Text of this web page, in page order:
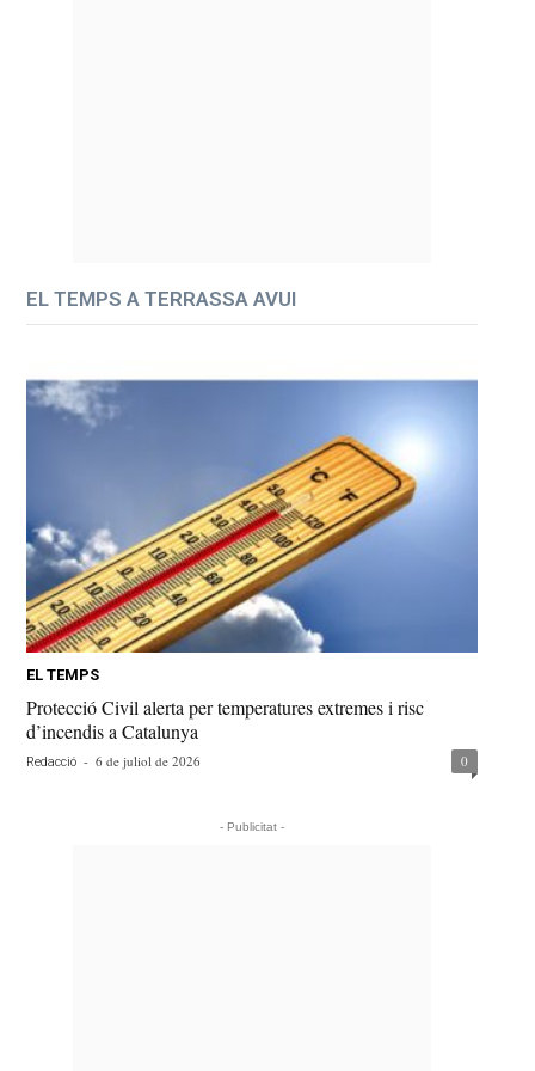
EL TEMPS A TERRASSA AVUI
EL TEMPS
Protecció Civil alerta per temperatures extremes i risc
d’incendis a Catalunya
Redacció - 6 de juliol de 2026 0
- Publicitat -